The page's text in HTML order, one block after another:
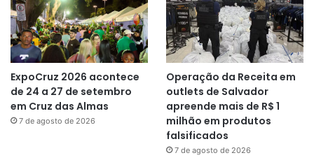
ExpoCruz 2026 acontece
de 24 a 27 de setembro
em Cruz das Almas
7 de agosto de 2026
Operação da Receita em
outlets de Salvador
apreende mais de R$ 1
milhão em produtos
falsificados
7 de agosto de 2026